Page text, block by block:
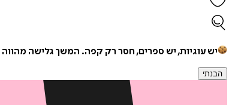
יש עוגיות, יש ספרים, חסר רק קפה. המשך גלישה מהווה
הבנתי